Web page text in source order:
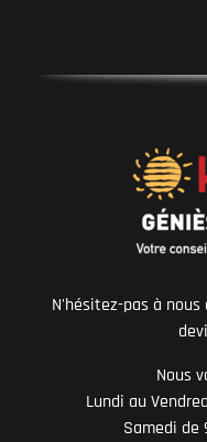
N'hésitez-pas à
Nous
Lundi au
Samedi de